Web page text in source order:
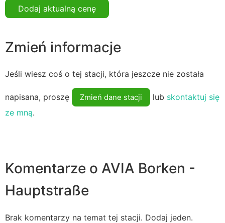
Dodaj aktualną cenę
Zmień informacje
Jeśli wiesz coś o tej stacji, która jeszcze nie została
napisana, proszę Zmień dane stacji lub skontaktuj się
ze mną.
Komentarze o AVIA Borken -
Hauptstraße
Brak komentarzy na temat tej stacji. Dodaj jeden.